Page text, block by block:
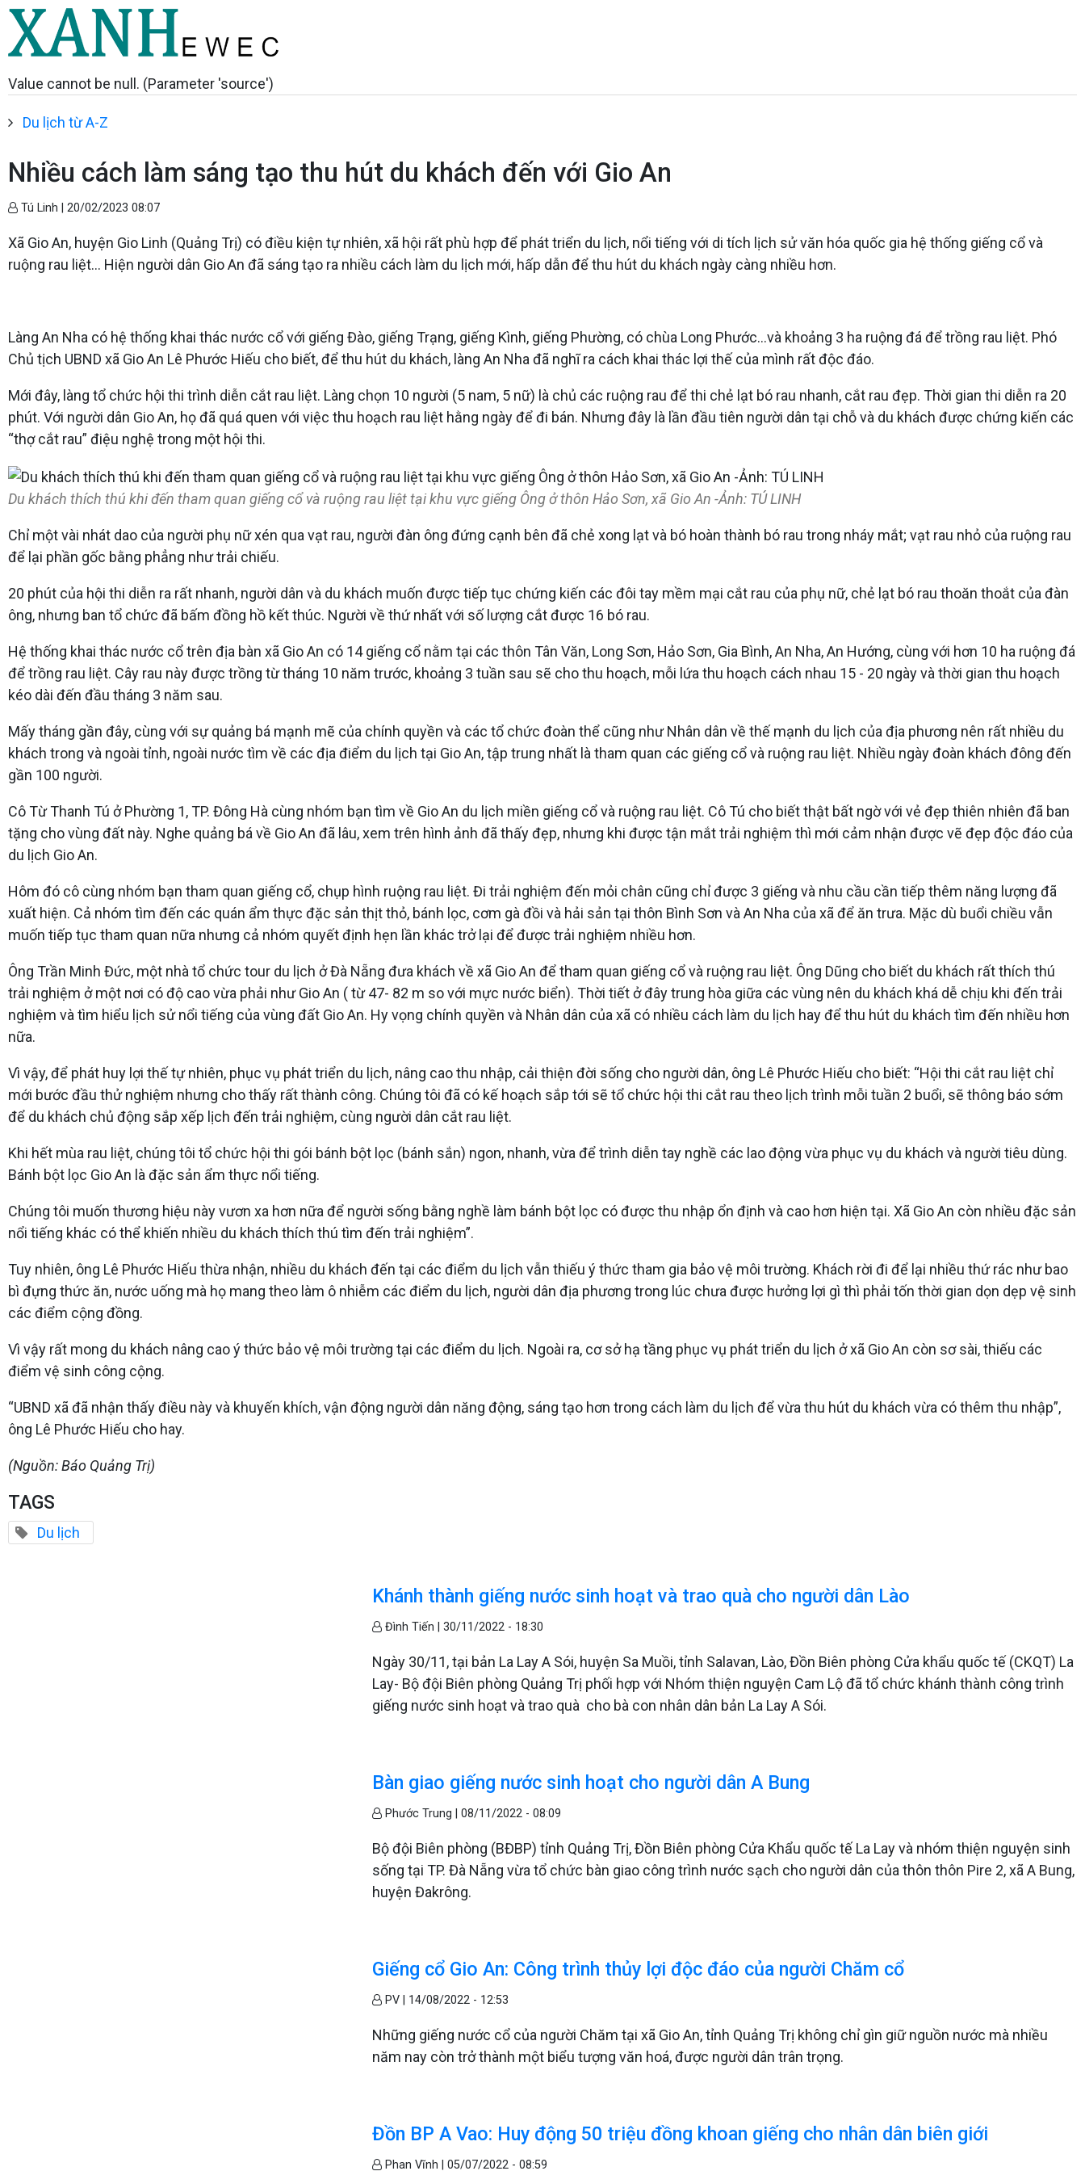
Value cannot be null. (Parameter 'source')
Du lịch từ A-Z
Nhiều cách làm sáng tạo thu hút du khách đến với Gio An
Tú Linh | 20/02/2023 08:07
Xã Gio An, huyện Gio Linh (Quảng Trị) có điều kiện tự nhiên, xã hội rất phù hợp để phát triển du lịch, nổi tiếng với di tích lịch sử văn hóa quốc gia hệ thống giếng cổ và
ruộng rau liệt… Hiện người dân Gio An đã sáng tạo ra nhiều cách làm du lịch mới, hấp dẫn để thu hút du khách ngày càng nhiều hơn.
Làng An Nha có hệ thống khai thác nước cổ với giếng Đào, giếng Trạng, giếng Kình, giếng Phường, có chùa Long Phước...và khoảng 3 ha ruộng đá để trồng rau liệt. Phó
Chủ tịch UBND xã Gio An Lê Phước Hiếu cho biết, để thu hút du khách, làng An Nha đã nghĩ ra cách khai thác lợi thế của mình rất độc đáo.
Mới đây, làng tổ chức hội thi trình diễn cắt rau liệt. Làng chọn 10 người (5 nam, 5 nữ) là chủ các ruộng rau để thi chẻ lạt bó rau nhanh, cắt rau đẹp. Thời gian thi diễn ra 20
phút. Với người dân Gio An, họ đã quá quen với việc thu hoạch rau liệt hằng ngày để đi bán. Nhưng đây là lần đầu tiên người dân tại chỗ và du khách được chứng kiến các
“thợ cắt rau” điệu nghệ trong một hội thi.
Du khách thích thú khi đến tham quan giếng cổ và ruộng rau liệt tại khu vực giếng Ông ở thôn Hảo Sơn, xã Gio An -Ảnh: TÚ LINH
Chỉ một vài nhát dao của người phụ nữ xén qua vạt rau, người đàn ông đứng cạnh bên đã chẻ xong lạt và bó hoàn thành bó rau trong nháy mắt; vạt rau nhỏ của ruộng rau
để lại phần gốc bằng phẳng như trải chiếu.
20 phút của hội thi diễn ra rất nhanh, người dân và du khách muốn được tiếp tục chứng kiến các đôi tay mềm mại cắt rau của phụ nữ, chẻ lạt bó rau thoăn thoắt của đàn
ông, nhưng ban tổ chức đã bấm đồng hồ kết thúc. Người về thứ nhất với số lượng cắt được 16 bó rau.
Hệ thống khai thác nước cổ trên địa bàn xã Gio An có 14 giếng cổ nằm tại các thôn Tân Văn, Long Sơn, Hảo Sơn, Gia Bình, An Nha, An Hướng, cùng với hơn 10 ha ruộng đá
để trồng rau liệt. Cây rau này được trồng từ tháng 10 năm trước, khoảng 3 tuần sau sẽ cho thu hoạch, mỗi lứa thu hoạch cách nhau 15 - 20 ngày và thời gian thu hoạch
kéo dài đến đầu tháng 3 năm sau.
Mấy tháng gần đây, cùng với sự quảng bá mạnh mẽ của chính quyền và các tổ chức đoàn thể cũng như Nhân dân về thế mạnh du lịch của địa phương nên rất nhiều du
khách trong và ngoài tỉnh, ngoài nước tìm về các địa điểm du lịch tại Gio An, tập trung nhất là tham quan các giếng cổ và ruộng rau liệt. Nhiều ngày đoàn khách đông đến
gần 100 người.
Cô Từ Thanh Tú ở Phường 1, TP. Đông Hà cùng nhóm bạn tìm về Gio An du lịch miền giếng cổ và ruộng rau liệt. Cô Tú cho biết thật bất ngờ với vẻ đẹp thiên nhiên đã ban
tặng cho vùng đất này. Nghe quảng bá về Gio An đã lâu, xem trên hình ảnh đã thấy đẹp, nhưng khi được tận mắt trải nghiệm thì mới cảm nhận được vẽ đẹp độc đáo của
du lịch Gio An.
Hôm đó cô cùng nhóm bạn tham quan giếng cổ, chụp hình ruộng rau liệt. Đi trải nghiệm đến mỏi chân cũng chỉ được 3 giếng và nhu cầu cần tiếp thêm năng lượng đã
xuất hiện. Cả nhóm tìm đến các quán ẩm thực đặc sản thịt thỏ, bánh lọc, cơm gà đồi và hải sản tại thôn Bình Sơn và An Nha của xã để ăn trưa. Mặc dù buổi chiều vẫn
muốn tiếp tục tham quan nữa nhưng cả nhóm quyết định hẹn lần khác trở lại để được trải nghiệm nhiều hơn.
Ông Trần Minh Đức, một nhà tổ chức tour du lịch ở Đà Nẵng đưa khách về xã Gio An để tham quan giếng cổ và ruộng rau liệt. Ông Dũng cho biết du khách rất thích thú
trải nghiệm ở một nơi có độ cao vừa phải như Gio An ( từ 47- 82 m so với mực nước biển). Thời tiết ở đây trung hòa giữa các vùng nên du khách khá dễ chịu khi đến trải
nghiệm và tìm hiểu lịch sử nổi tiếng của vùng đất Gio An. Hy vọng chính quyền và Nhân dân của xã có nhiều cách làm du lịch hay để thu hút du khách tìm đến nhiều hơn
nữa.
Vì vậy, để phát huy lợi thế tự nhiên, phục vụ phát triển du lịch, nâng cao thu nhập, cải thiện đời sống cho người dân, ông Lê Phước Hiếu cho biết: “Hội thi cắt rau liệt chỉ
mới bước đầu thử nghiệm nhưng cho thấy rất thành công. Chúng tôi đã có kế hoạch sắp tới sẽ tổ chức hội thi cắt rau theo lịch trình mỗi tuần 2 buổi, sẽ thông báo sớm
để du khách chủ động sắp xếp lịch đến trải nghiệm, cùng người dân cắt rau liệt.
Khi hết mùa rau liệt, chúng tôi tổ chức hội thi gói bánh bột lọc (bánh sắn) ngon, nhanh, vừa để trình diễn tay nghề các lao động vừa phục vụ du khách và người tiêu dùng.
Bánh bột lọc Gio An là đặc sản ẩm thực nổi tiếng.
Chúng tôi muốn thương hiệu này vươn xa hơn nữa để người sống bằng nghề làm bánh bột lọc có được thu nhập ổn định và cao hơn hiện tại. Xã Gio An còn nhiều đặc sản
nổi tiếng khác có thể khiến nhiều du khách thích thú tìm đến trải nghiệm”.
Tuy nhiên, ông Lê Phước Hiếu thừa nhận, nhiều du khách đến tại các điểm du lịch vẫn thiếu ý thức tham gia bảo vệ môi trường. Khách rời đi để lại nhiều thứ rác như bao
bì đựng thức ăn, nước uống mà họ mang theo làm ô nhiễm các điểm du lịch, người dân địa phương trong lúc chưa được hưởng lợi gì thì phải tốn thời gian dọn dẹp vệ sinh
các điểm cộng đồng.
Vì vậy rất mong du khách nâng cao ý thức bảo vệ môi trường tại các điểm du lịch. Ngoài ra, cơ sở hạ tầng phục vụ phát triển du lịch ở xã Gio An còn sơ sài, thiếu các
điểm vệ sinh công cộng.
“UBND xã đã nhận thấy điều này và khuyến khích, vận động người dân năng động, sáng tạo hơn trong cách làm du lịch để vừa thu hút du khách vừa có thêm thu nhập”,
ông Lê Phước Hiếu cho hay.
(Nguồn: Báo Quảng Trị)
TAGS
Du lịch
Khánh thành giếng nước sinh hoạt và trao quà cho người dân Lào
Đình Tiến |30/11/2022 - 18:30
Ngày 30/11, tại bản La Lay A Sói, huyện Sa Muồi, tỉnh Salavan, Lào, Đồn Biên phòng Cửa khẩu quốc tế (CKQT) La
Lay- Bộ đội Biên phòng Quảng Trị phối hợp với Nhóm thiện nguyện Cam Lộ đã tổ chức khánh thành công trình
giếng nước sinh hoạt và trao quà cho bà con nhân dân bản La Lay A Sói.
Bàn giao giếng nước sinh hoạt cho người dân A Bung
Phước Trung |08/11/2022 - 08:09
Bộ đội Biên phòng (BĐBP) tỉnh Quảng Trị, Đồn Biên phòng Cửa Khẩu quốc tế La Lay và nhóm thiện nguyện sinh
sống tại TP. Đà Nẵng vừa tổ chức bàn giao công trình nước sạch cho người dân của thôn thôn Pire 2, xã A Bung,
huyện Đakrông.
Giếng cổ Gio An: Công trình thủy lợi độc đáo của người Chăm cổ
PV | 14/08/2022 - 12:53
Những giếng nước cổ của người Chăm tại xã Gio An, tỉnh Quảng Trị không chỉ gìn giữ nguồn nước mà nhiều
năm nay còn trở thành một biểu tượng văn hoá, được người dân trân trọng.
Đồn BP A Vao: Huy động 50 triệu đồng khoan giếng cho nhân dân biên giới
Phan Vĩnh |05/07/2022 - 08:59